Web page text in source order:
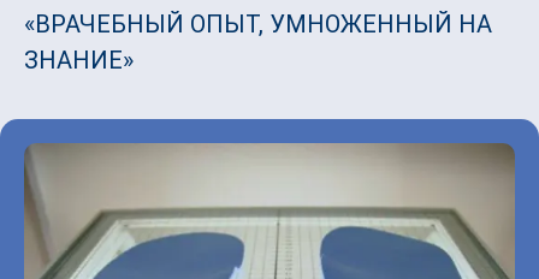
«ВРАЧЕБНЫЙ ОПЫТ, УМНОЖЕННЫЙ НА
ЗНАНИЕ»